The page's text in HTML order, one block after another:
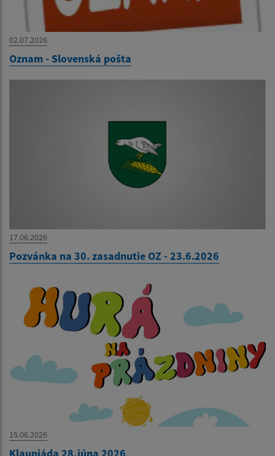
02.07.2026
Oznam - Slovenská pošta
17.06.2026
Pozvánka na 30. zasadnutie OZ - 23.6.2026
15.06.2026